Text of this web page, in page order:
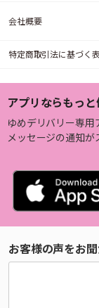
会社概要
特定商取引法に基づく
アプリならもっ
ゆめデリバリー専用
メッセージの通知が
お客様の声をお